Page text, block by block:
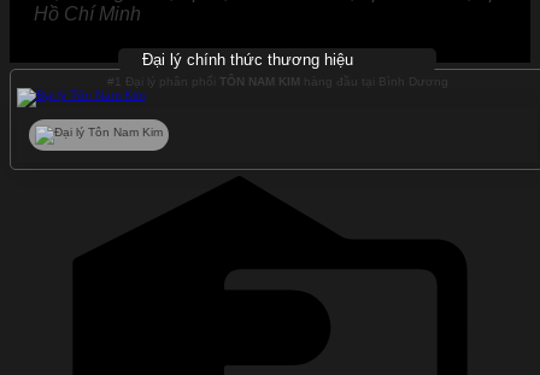
Hồ Chí Minh
Đại lý chính thức thương hiệu
#1 Đại lý phân phối TÔN NAM KIM hàng đầu tại Bình Dương